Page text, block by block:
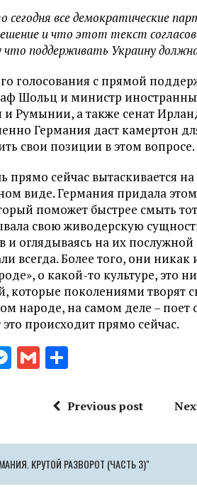
все демократические
и что этот текст
поддерживать Украину
голосования с прямой
Шольц и министр
Румынии, а также сенат
Германия даст камертон
свои позиции в этом вопросе.
прямо сейчас вытаскивается
виде. Германия придала
поможет быстрее смыть
свою живодерскую
и оглядываясь на их
всегда. Более того, они
о какой-то культуре, это
которые поколениями творят
народе, на самом деле –
происходит прямо сейчас.
M
g
er
G
ai a
Previous post
КРУТОЙ РАЗВОРОТ (ЧАСТЬ 3)"